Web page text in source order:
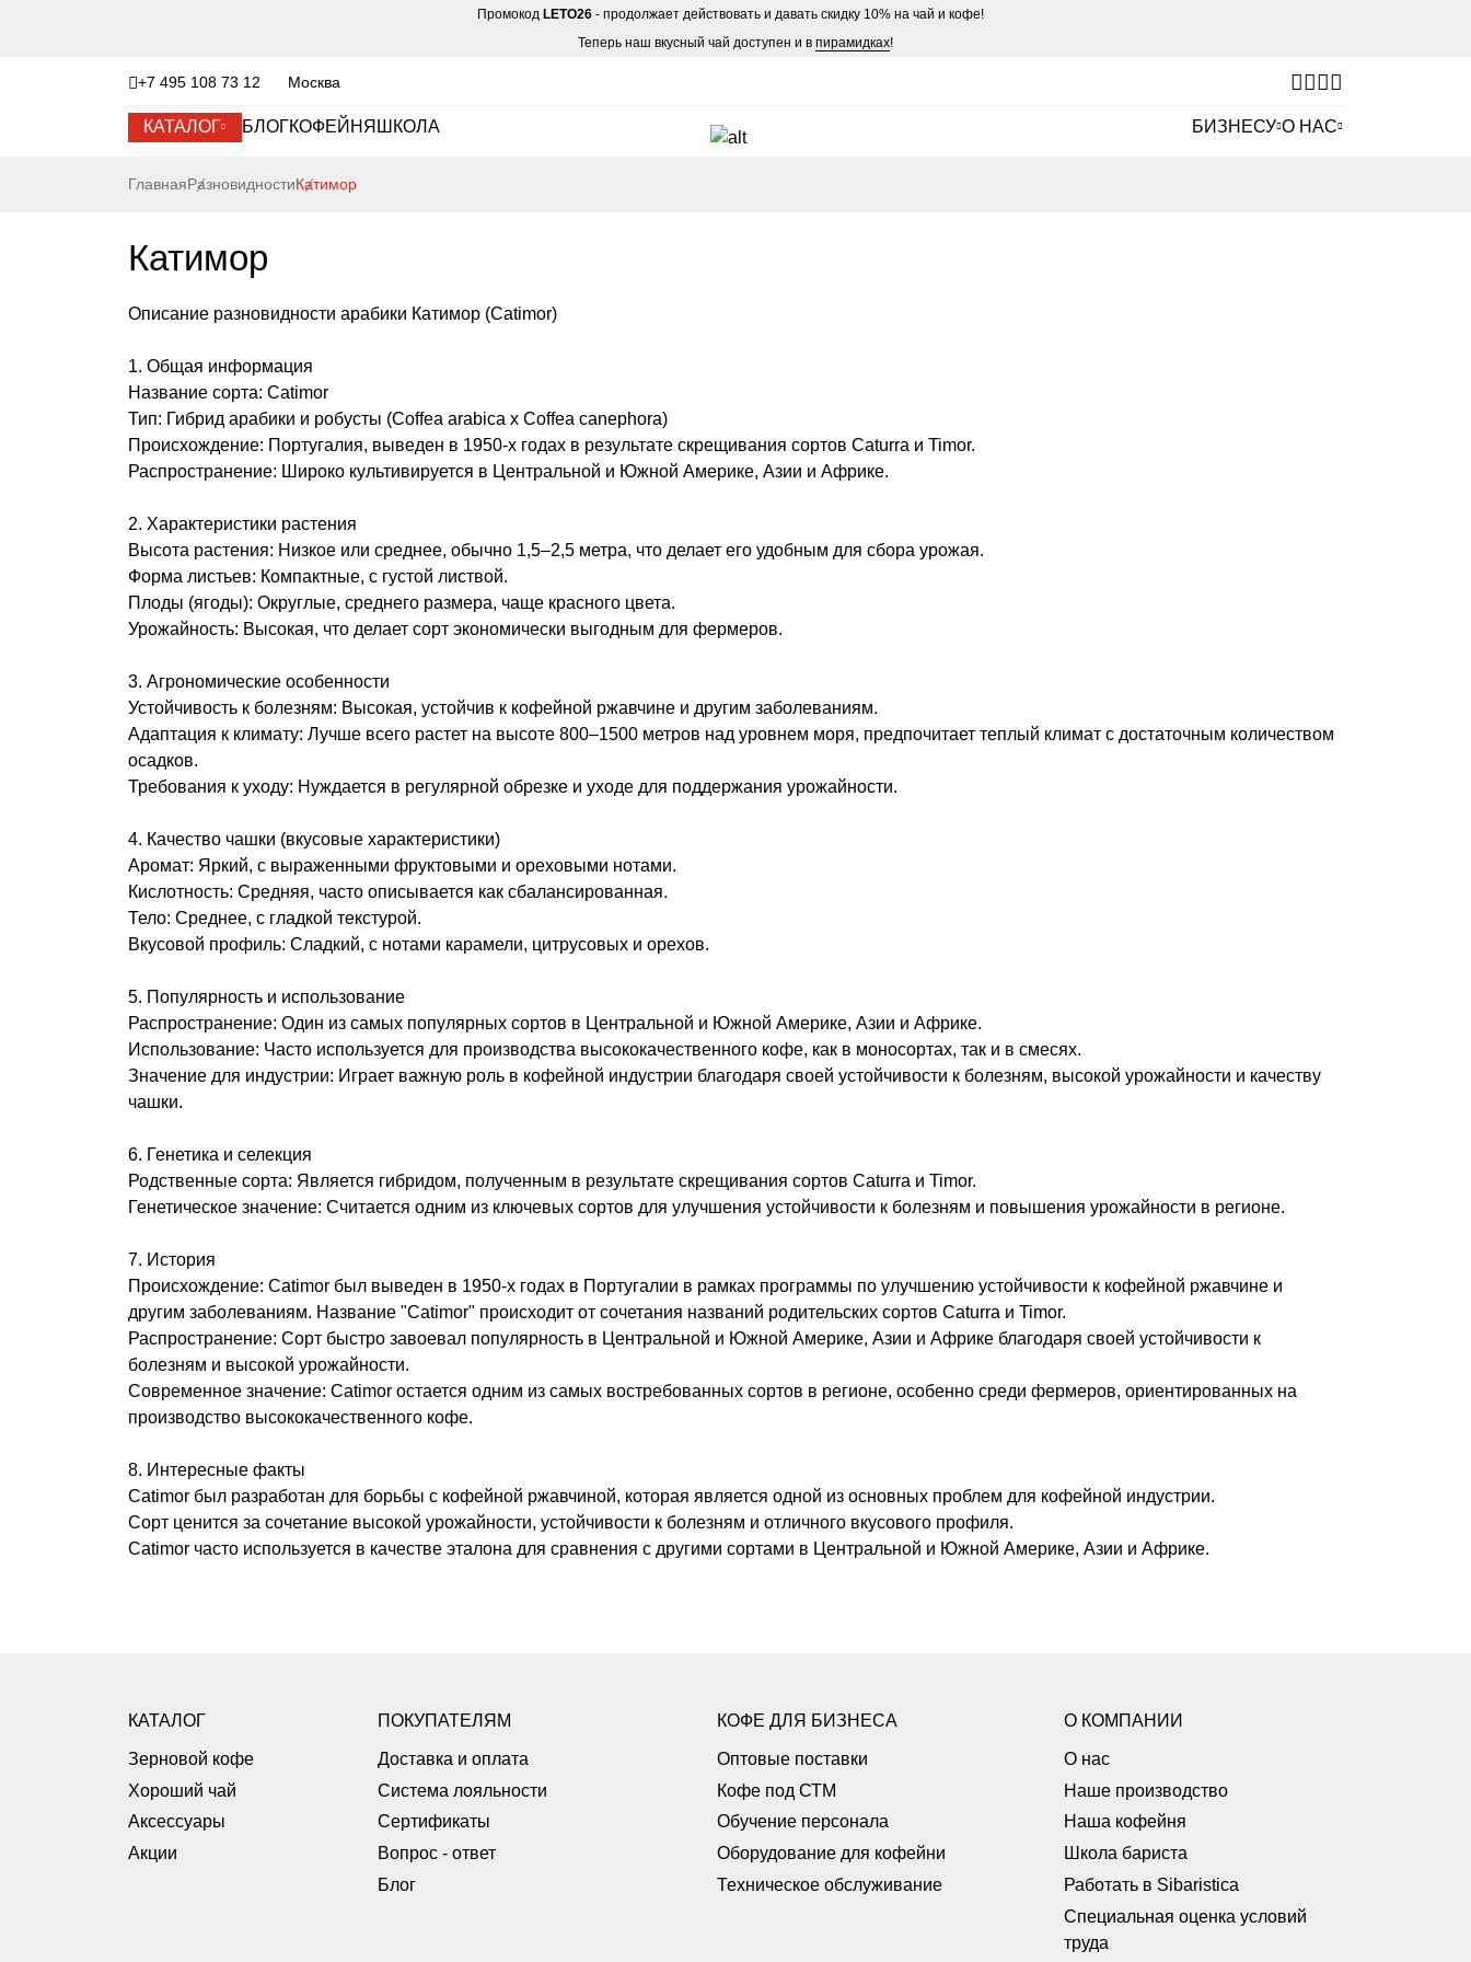
Промокод LETO26 - продолжает действовать и давать скидку 10% на чай и кофе!
Теперь наш вкусный чай доступен и в пирамидках!
+7 495 108 73 12 Москва
КАТАЛОГ БЛОГКОФЕЙНЯ ШКОЛА БИЗНЕСУ О НАС
ГлавнаяРазновидностиКатимор
Катимор
Описание разновидности арабики Катимор (Catimor)
1. Общая информация
Название сорта: Catimor
Тип: Гибрид арабики и робусты (Coffea arabica x Coffea canephora)
Происхождение: Португалия, выведен в 1950-х годах в результате скрещивания сортов Caturra и Timor.
Распространение: Широко культивируется в Центральной и Южной Америке, Азии и Африке.
2. Характеристики растения
Высота растения: Низкое или среднее, обычно 1,5–2,5 метра, что делает его удобным для сбора урожая.
Форма листьев: Компактные, с густой листвой.
Плоды (ягоды): Округлые, среднего размера, чаще красного цвета.
Урожайность: Высокая, что делает сорт экономически выгодным для фермеров.
3. Агрономические особенности
Устойчивость к болезням: Высокая, устойчив к кофейной ржавчине и другим заболеваниям.
Адаптация к климату: Лучше всего растет на высоте 800–1500 метров над уровнем моря, предпочитает теплый климат с достаточным количеством
осадков.
Требования к уходу: Нуждается в регулярной обрезке и уходе для поддержания урожайности.
4. Качество чашки (вкусовые характеристики)
Аромат: Яркий, с выраженными фруктовыми и ореховыми нотами.
Кислотность: Средняя, часто описывается как сбалансированная.
Тело: Среднее, с гладкой текстурой.
Вкусовой профиль: Сладкий, с нотами карамели, цитрусовых и орехов.
5. Популярность и использование
Распространение: Один из самых популярных сортов в Центральной и Южной Америке, Азии и Африке.
Использование: Часто используется для производства высококачественного кофе, как в моносортах, так и в смесях.
Значение для индустрии: Играет важную роль в кофейной индустрии благодаря своей устойчивости к болезням, высокой урожайности и качеству
чашки.
6. Генетика и селекция
Родственные сорта: Является гибридом, полученным в результате скрещивания сортов Caturra и Timor.
Генетическое значение: Считается одним из ключевых сортов для улучшения устойчивости к болезням и повышения урожайности в регионе.
7. История
Происхождение: Catimor был выведен в 1950-х годах в Португалии в рамках программы по улучшению устойчивости к кофейной ржавчине и
другим заболеваниям. Название "Catimor" происходит от сочетания названий родительских сортов Caturra и Timor.
Распространение: Сорт быстро завоевал популярность в Центральной и Южной Америке, Азии и Африке благодаря своей устойчивости к
болезням и высокой урожайности.
Современное значение: Catimor остается одним из самых востребованных сортов в регионе, особенно среди фермеров, ориентированных на
производство высококачественного кофе.
8. Интересные факты
Catimor был разработан для борьбы с кофейной ржавчиной, которая является одной из основных проблем для кофейной индустрии.
Сорт ценится за сочетание высокой урожайности, устойчивости к болезням и отличного вкусового профиля.
Catimor часто используется в качестве эталона для сравнения с другими сортами в Центральной и Южной Америке, Азии и Африке.
КАТАЛОГ
Зерновой кофе
Хороший чай
Аксессуары
Акции
ПОКУПАТЕЛЯМ
Доставка и оплата
Система лояльности
Сертификаты
Вопрос - ответ
Блог
КОФЕ ДЛЯ БИЗНЕСА
Оптовые поставки
Кофе под СТМ
Обучение персонала
Оборудование для кофейни
Техническое обслуживание
О КОМПАНИИ
О нас
Наше производство
Наша кофейня
Школа бариста
Работать в Sibaristica
Специальная оценка условий
труда